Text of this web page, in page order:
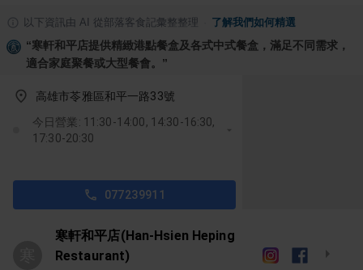
以下資訊由 AI 從部落客食記彙整整理 了解我們如何精選
“寒軒和平店提供精緻港點餐盒及各式中式餐盒，滿足不同需求，
適合家庭聚餐或大型餐會。 ”
高雄市苓雅區和平一路33號
今日營業: 11:30-14:00, 14:30-16:30,
17:30-20:30
077239911
寒軒和平店(Han-Hsien Heping
Restaurant)